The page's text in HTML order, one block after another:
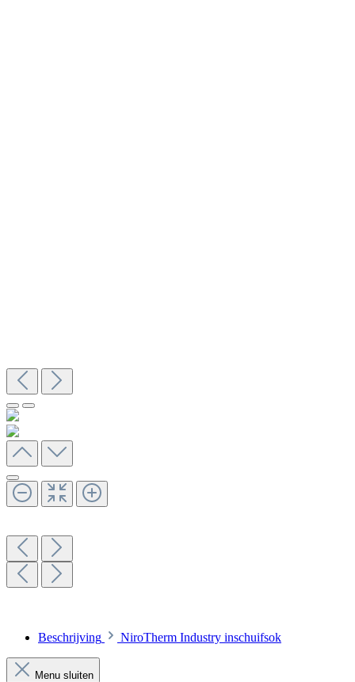
Beschrijving NiroTherm Industry inschuifsok
Menu sluiten